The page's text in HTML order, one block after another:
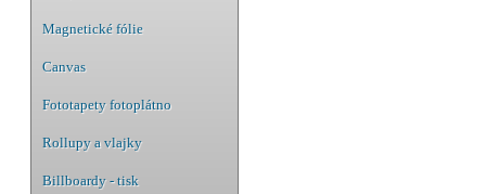
Magnetické fólie
Canvas
Fototapety fotoplátno
Rollupy a vlajky
Billboardy - tisk